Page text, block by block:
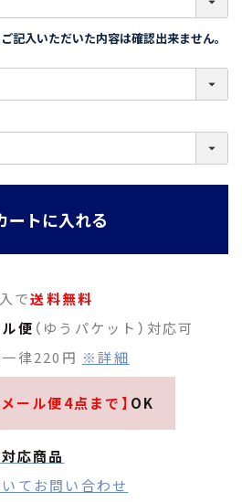
記入いただいた内容は確認出来ません。
ートに入れる
で送料無料
便 （ゆうパケット）対応可
律220円 ※詳細
メール便4点まで】 OK
応商品
てお問い合わせ